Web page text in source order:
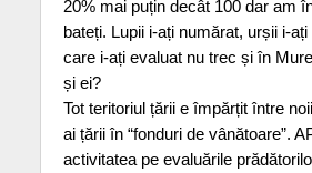
20% mai puțin decât 100 dar am
bateți. Lupii i-ați numărat, urșii i-
care i-ați evaluat nu trec și în
și ei?
Tot teritoriul țării e împărțit între
ai țării în “fonduri de vânătoare”.
activitatea pe evaluările